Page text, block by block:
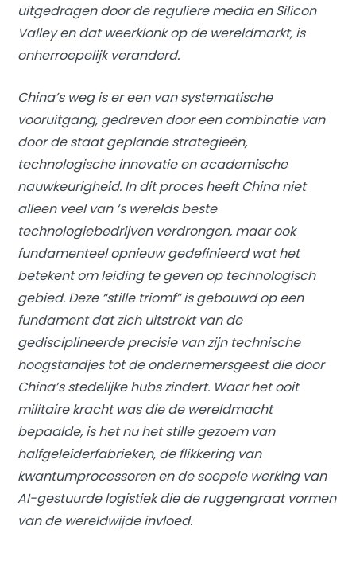
uitgedragen door de reguliere media en Silicon
Valley en dat weerklonk op de wereldmarkt, is
onherroepelijk veranderd.
China’s weg is er een van systematische
vooruitgang, gedreven door een combinatie van
door de staat geplande strategieën,
technologische innovatie en academische
nauwkeurigheid. In dit proces heeft China niet
alleen veel van ‘s werelds beste
technologiebedrijven verdrongen, maar ook
fundamenteel opnieuw gedefinieerd wat het
betekent om leiding te geven op technologisch
gebied. Deze “stille triomf” is gebouwd op een
fundament dat zich uitstrekt van de
gedisciplineerde precisie van zijn technische
hoogstandjes tot de ondernemersgeest die door
China’s stedelijke hubs zindert. Waar het ooit
militaire kracht was die de wereldmacht
bepaalde, is het nu het stille gezoem van
halfgeleiderfabrieken, de flikkering van
kwantumprocessoren en de soepele werking van
AI-gestuurde logistiek die de ruggengraat vormen
van de wereldwijde invloed.